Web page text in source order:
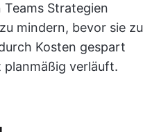
Teams Strategien
mindern, bevor sie zu
Kosten gespart
planmäßig verläuft.